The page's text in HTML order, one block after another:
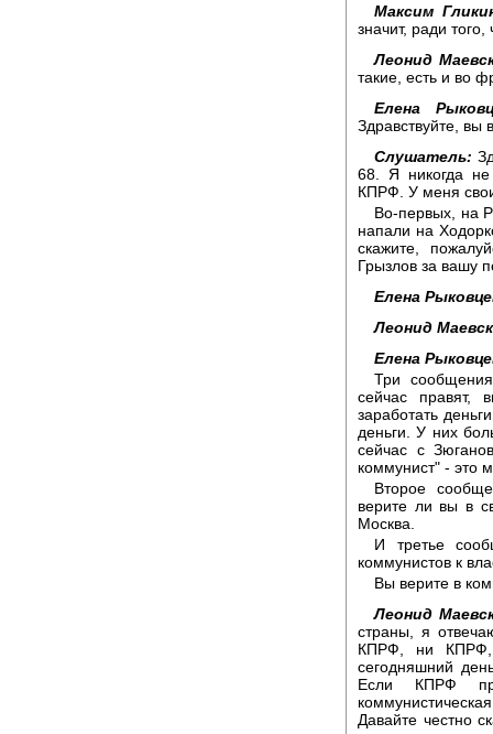
Максим
значит, ради
Леонид
такие, есть и во
Елена
Здравствуйте, вы
Слушатель:
68. Я никогда
КПРФ. У меня
Во-первых, на
напали на
скажите,
Грызлов за вашу
Елена
Леонид
Елена
Три
сейчас
заработать
деньги. У них
сейчас с
коммунист" - это
Второе
верите ли вы в
Москва.
И третье
коммунистов к
Вы верите в
Леонид
страны, я
КПРФ, ни КПРФ,
сегодняшний
Если КПРФ
Давайте честно